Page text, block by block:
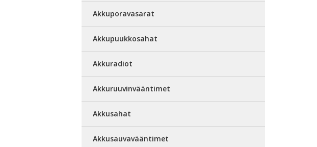
Akkuporavasarat
Akkupuukkosahat
Akkuradiot
Akkuruuvinvääntimet
Akkusahat
Akkusauvavääntimet